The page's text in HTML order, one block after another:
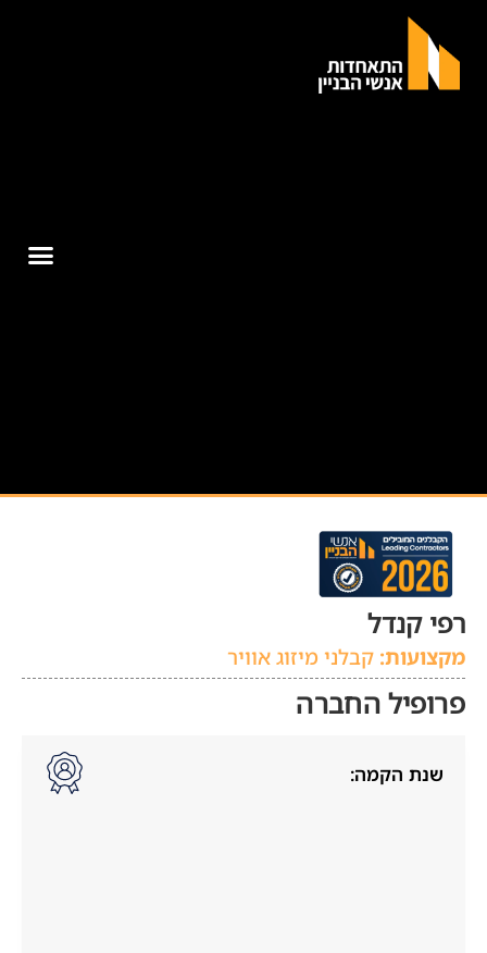
רפי קנדל
מקצועות: קבלני מיזוג אוויר
פרופיל החברה
שנת הקמה: